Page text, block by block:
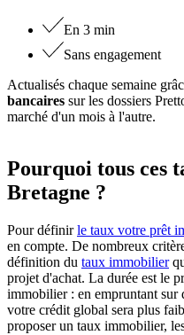
En 3 min
Sans engagement
Actualisés chaque semaine
bancaires sur les dossiers
marché d'un mois à l'autre.
Pourquoi tous ces
Bretagne ?
Pour définirle taux votre prêt
en compte. De nombreux
définition du taux immobilier
projet d'achat. La durée est le
immobilier : en empruntant sur
votre crédit global sera plus
proposer un taux immobilier,